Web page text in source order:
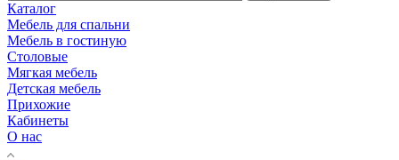
Каталог
Мебель для спальни
Мебель в гостиную
Столовые
Мягкая мебель
Детская мебель
Прихожие
Кабинеты
О нас